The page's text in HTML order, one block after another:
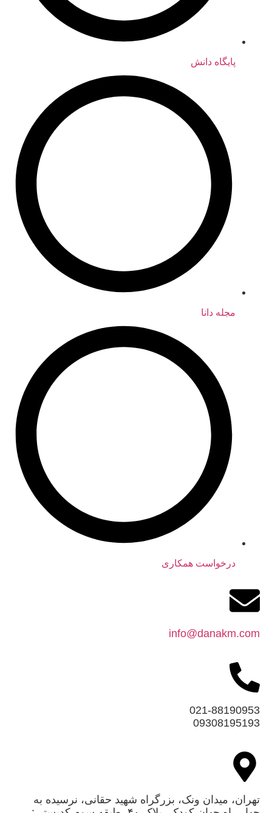
پایگاه دانش
مجله دانا
درخواست همکاری
info@danakm.com
021-88190953
09308195193
تهران، میدان ونک، بزرگراه شهید حقانی، نرسیده به